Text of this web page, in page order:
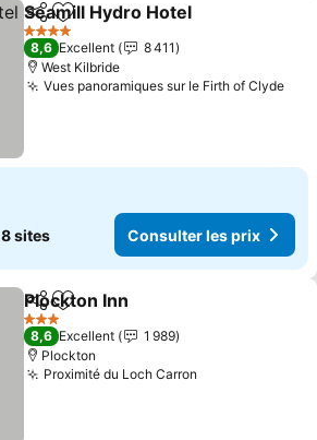
PartagerAjouter à mes favoris
Seamill Hydro Hotel
4 Étoiles
8,6 Excellent
8 411
West Kilbride
Vues panoramiques sur le Firth of Clyde
8 sites Consulter les prix
PartagerAjouter à mes favoris
Plockton Inn
3 Étoiles
8,6 Excellent
1 989
Plockton
Proximité du Loch Carron